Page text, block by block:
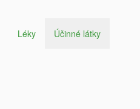
Léky Účinné látky